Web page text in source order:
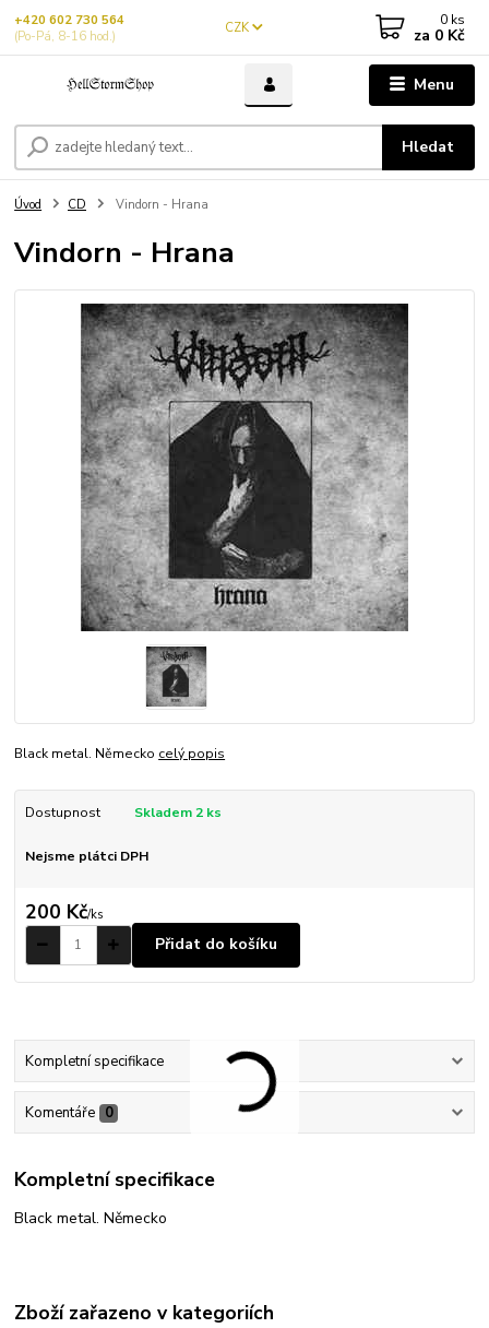
Menu
CZK
Hledat
+420 602 730 564
(Po-Pá, 8-16 hod.)
0 ks
za 0 Kč
Úvod CD Vindorn - Hrana
Vindorn - Hrana
Black metal. Německo celý popis
Dostupnost Skladem 2 ks
Nejsme plátci DPH
200 Kč/ks
Přidat do košíku
Kompletní specifikace
Komentáře 0
Kompletní specifikace
Black metal. Německo
Zboží zařazeno v kategoriích